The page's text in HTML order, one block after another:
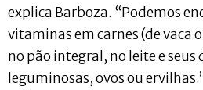
explica Barboza. “Podemos
vitaminas em carnes (de vaca
no pão integral, no leite e seus
leguminosas, ovos ou